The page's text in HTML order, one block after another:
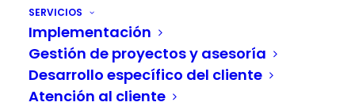
SERVICIOS
Implementación
Gestión de proyectos y asesoría
Desarrollo específico del cliente
Atención al cliente
En el mundo dinámico del e-commerce, la
experiencia del cliente (CX) es un factor